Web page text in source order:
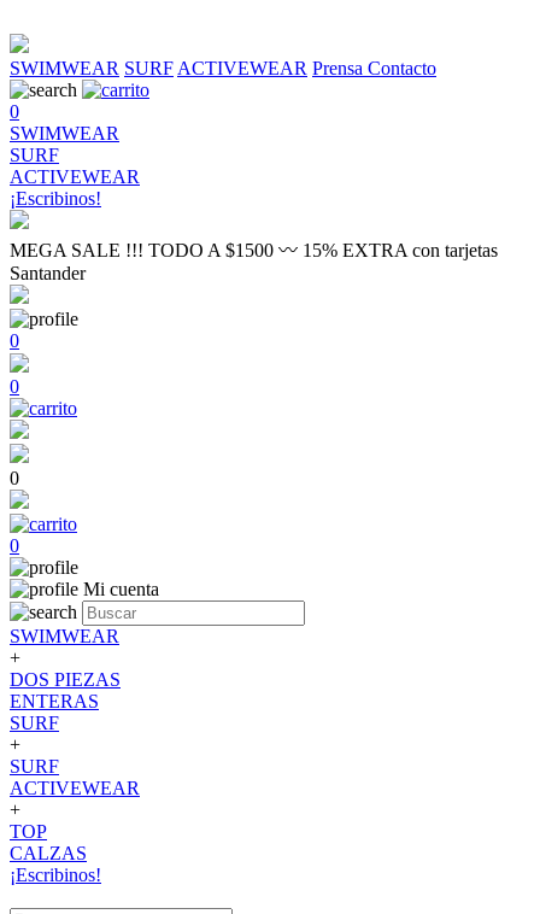
SWIMWEAR SURF ACTIVEWEAR Prensa Contacto
0
SWIMWEAR
SURF
ACTIVEWEAR
¡Escribinos!
MEGA SALE !!! TODO A $1500 〰 15% EXTRA con tarjetas
Santander
0
0
0
0
Mi cuenta
SWIMWEAR
+
DOS PIEZAS
ENTERAS
SURF
+
SURF
ACTIVEWEAR
+
TOP
CALZAS
¡Escribinos!